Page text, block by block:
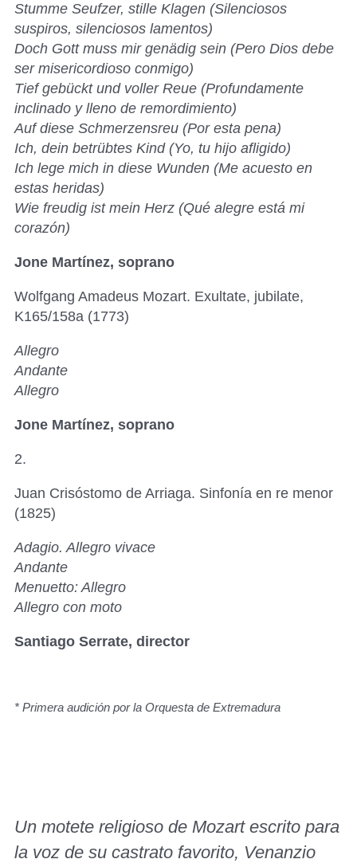
Stumme Seufzer, stille Klagen (Silenciosos
suspiros, silenciosos lamentos)
Doch Gott muss mir genädig sein (Pero Dios debe
ser misericordioso conmigo)
Tief gebückt und voller Reue (Profundamente
inclinado y lleno de remordimiento)
Auf diese Schmerzensreu (Por esta pena)
Ich, dein betrübtes Kind (Yo, tu hijo afligido)
Ich lege mich in diese Wunden (Me acuesto en
estas heridas)
Wie freudig ist mein Herz (Qué alegre está mi
corazón)
Jone Martínez, soprano
Wolfgang Amadeus Mozart. Exultate, jubilate,
K165/158a (1773)
Allegro
Andante
Allegro
Jone Martínez, soprano
2.
Juan Crisóstomo de Arriaga. Sinfonía en re menor
(1825)
Adagio. Allegro vivace
Andante
Menuetto: Allegro
Allegro con moto
Santiago Serrate, director
* Primera audición por la Orquesta de Extremadura
Un motete religioso de Mozart escrito para
la voz de su castrato favorito, Venanzio